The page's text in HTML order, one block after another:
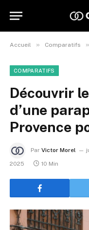
Accueil » Comparatifs »
COMPARATIFS
Découvrir
d’une
Provence
Par Victor Morel
2025
10 Min